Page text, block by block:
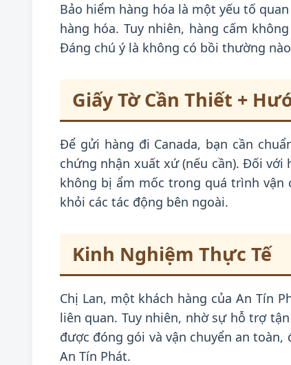
Bảo hiểm hàng hóa là một yếu tố
hàng hóa. Tuy nhiên, hàng cấm
Đáng chú ý là không có bồi thường
Giấy Tờ Cần Thiết +
Để gửi hàng đi Canada, bạn cần
chứng nhận xuất xứ (nếu cần). Đối
không bị ẩm mốc trong quá trình vận
khỏi các tác động bên ngoài.
Kinh Nghiệm Thực Tế
Chị Lan, một khách hàng của An Tín
liên quan. Tuy nhiên, nhờ sự hỗ trợ
được đóng gói và vận chuyển an toàn,
An Tín Phát.